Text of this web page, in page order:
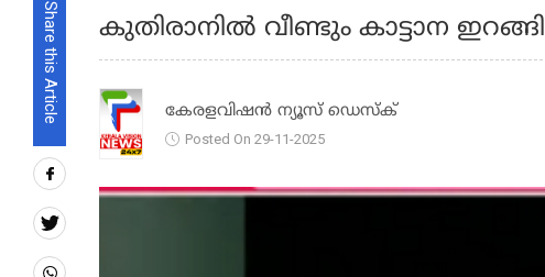
Share this Article കുതിരാനില്‍ വീണ്ടും കാട്ടാന ഇറങ്ങി
കേരളവിഷൻ ന്യൂസ് ഡെസ്‌ക്
Posted On 29-11-2025